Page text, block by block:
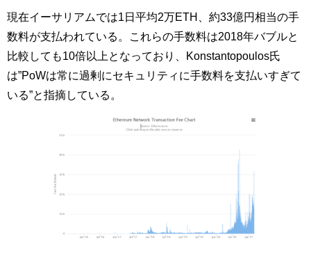
現在イーサリアムでは1日平均2万ETH、約33億円相当の手
数料が支払われている。これらの手数料は2018年バブルと
比較しても10倍以上となっており、Konstantopoulos氏
は”PoWは常に過剰にセキュリティに手数料を支払いすぎて
いる”と指摘している。